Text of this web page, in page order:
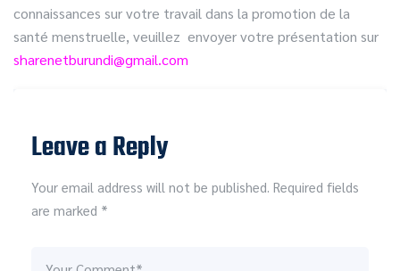
connaissances sur votre travail dans la promotion de la
santé menstruelle, veuillez envoyer votre présentation sur
sharenetburundi@gmail.com
Leave a Reply
Your email address will not be published. Required fields
are marked *